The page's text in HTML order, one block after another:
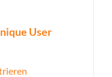
User